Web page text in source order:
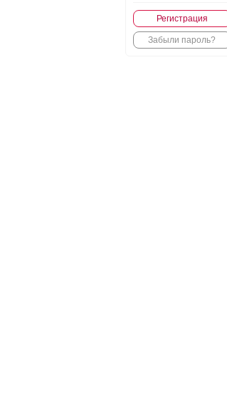
Регистрация
Забыли пароль?